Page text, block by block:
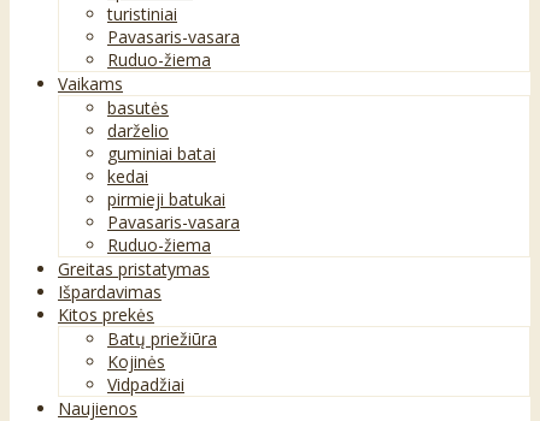
turistiniai
Pavasaris-vasara
Ruduo-žiema
Vaikams
basutės
darželio
guminiai batai
kedai
pirmieji batukai
Pavasaris-vasara
Ruduo-žiema
Greitas pristatymas
Išpardavimas
Kitos prekės
Batų priežiūra
Kojinės
Vidpadžiai
Naujienos